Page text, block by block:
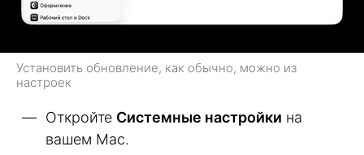
Установить обновление, как обычно, можно из
настроек
Откройте Системные настройки на
вашем Mac.